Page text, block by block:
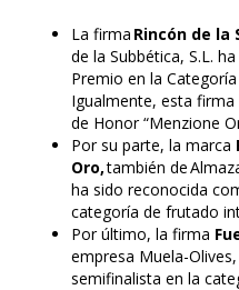
La firma Rincón de la
de la Subbética, S.L.
Premio en la
Igualmente, esta
de Honor “Menzione
Por su parte, la marca
Oro,también de
ha sido reconocida
categoría de frutado
Por último, la firma
empresa Muela-
semifinalista en la